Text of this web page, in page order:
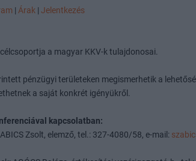
| Árak | Jelentkezés
a magyar KKV-k tulajdonosai.
pénzügyi területeken megismerhetik a
a saját konkrét igényükről.
kapcsolatban:
Zsolt, elemző, tel.: 327-4080/58, e-mail: